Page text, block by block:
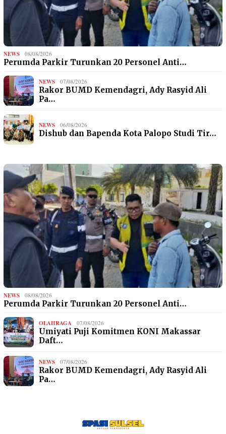
NEWS 08/08/2026
Perumda Parkir Turunkan 20 Personel Anti…
NEWS 07/08/2026
Rakor BUMD Kemendagri, Ady Rasyid Ali
Pa…
NEWS 06/08/2026
Dishub dan Bapenda Kota Palopo Studi Tir…
NEWS 08/08/2026
Perumda Parkir Turunkan 20 Personel Anti…
OLAHRAGA 07/08/2026
Umiyati Puji Komitmen KONI Makassar
Daft…
NEWS 07/08/2026
Rakor BUMD Kemendagri, Ady Rasyid Ali
Pa…